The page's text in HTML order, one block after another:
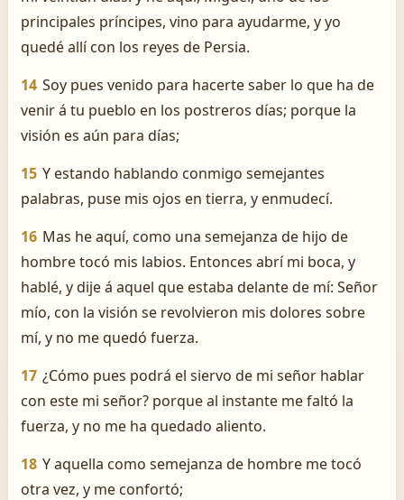
principales príncipes, vino para ayudarme, y yo
quedé allí con los reyes de Persia.
14 Soy pues venido para hacerte saber lo que ha de
venir á tu pueblo en los postreros días; porque la
visión es aún para días;
15 Y estando hablando conmigo semejantes
palabras, puse mis ojos en tierra, y enmudecí.
16 Mas he aquí, como una semejanza de hijo de
hombre tocó mis labios. Entonces abrí mi boca, y
hablé, y dije á aquel que estaba delante de mí: Señor
mío, con la visión se revolvieron mis dolores sobre
mí, y no me quedó fuerza.
17 ¿Cómo pues podrá el siervo de mi señor hablar
con este mi señor? porque al instante me faltó la
fuerza, y no me ha quedado aliento.
18 Y aquella como semejanza de hombre me tocó
otra vez, y me confortó;